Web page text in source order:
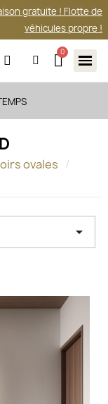
gratuite ! Flotte de
véhicules propre !
ovales
